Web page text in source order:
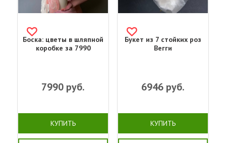
Боска: цветы в шляпной
коробке за 7990
7990 руб.
КУПИТЬ
Букет из 7 стойких роз
Вегги
6946руб.
КУПИТЬ